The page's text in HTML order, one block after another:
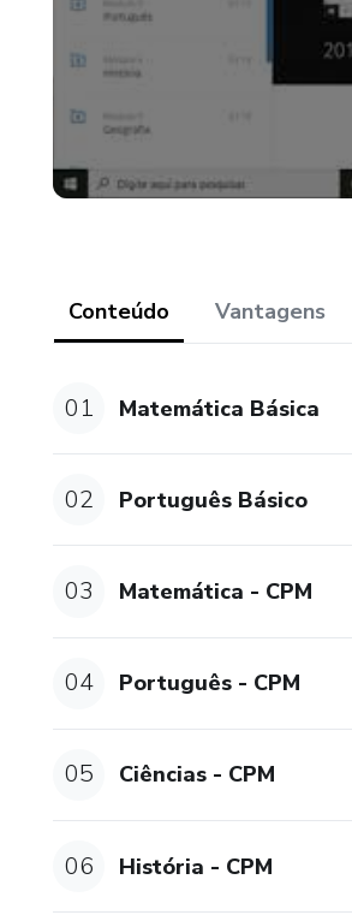
Conteúdo Vantagens
01 Matemática Básica
02 Português Básico
03 Matemática - CPM
04 Português - CPM
05 Ciências - CPM
06 História - CPM